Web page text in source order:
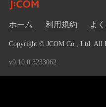
ホーム 利用規約 よ
Copyright © JCOM Co., Ltd. All
v9.10.0.3233062